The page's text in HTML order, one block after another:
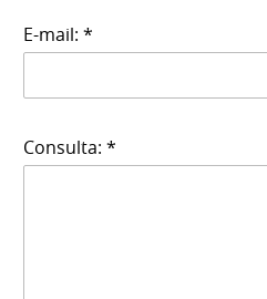
E-mail: *
Consulta: *